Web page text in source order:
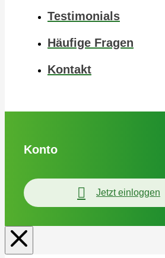
Testimonials
Häufige Fragen
Kontakt
Konto
Jetzt einloggen